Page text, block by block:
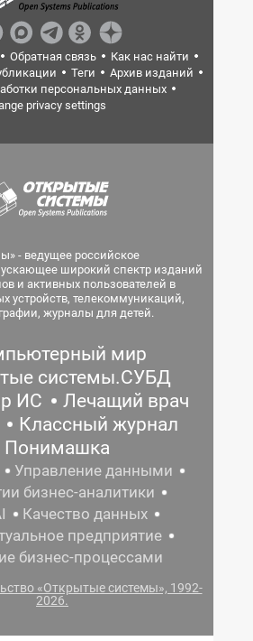
Обратная связь
Как нас найти
Теги
Архив изданий
персональных данных
privacy settings
- ведущее российское
широкий спектр изданий
и активных пользователей в
устройств, телекоммуникаций,
журналы для детей.
мир
системы.СУБД
ИС
Лечащий врач
Классный журнал
Понимашка
Управление данными
бизнес-аналитики
Качество данных
предприятие
бизнес-процессами
«Открытые системы», 1992-
2026.